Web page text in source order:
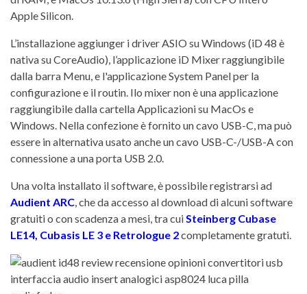
Apple Silicon.
L’installazione aggiunger i driver ASIO su Windows (iD 48 è
nativa su CoreAudio), l’applicazione iD Mixer raggiungibile
dalla barra Menu, e l'applicazione System Panel per la
configurazione e il routin. Ilo mixer non è una applicazione
raggiungibile dalla cartella Applicazioni su MacOs e
Windows. Nella confezione è fornito un cavo USB-C, ma può
essere in alternativa usato anche un cavo USB-C-/USB-A con
connessione a una porta USB 2.0.
Una volta installato il software, è possibile registrarsi ad
Audient ARC, che da accesso al download di alcuni software
gratuiti o con scadenza a mesi, tra cuiSteinberg Cubase
LE14, Cubasis LE 3 e Retrologue 2completamente gratuti.